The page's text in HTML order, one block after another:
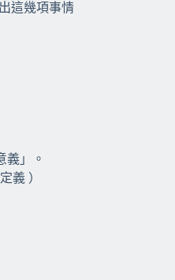
這幾項事情
義」。
義 ）